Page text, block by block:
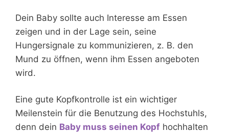
Dein Baby sollte auch Interesse am Essen
zeigen und in der Lage sein, seine
Hungersignale zu kommunizieren, z. B. den
Mund zu öffnen, wenn ihm Essen angeboten
wird.
Eine gute Kopfkontrolle ist ein wichtiger
Meilenstein für die Benutzung des Hochstuhls,
denn dein Baby muss seinen Kopf hochhalten